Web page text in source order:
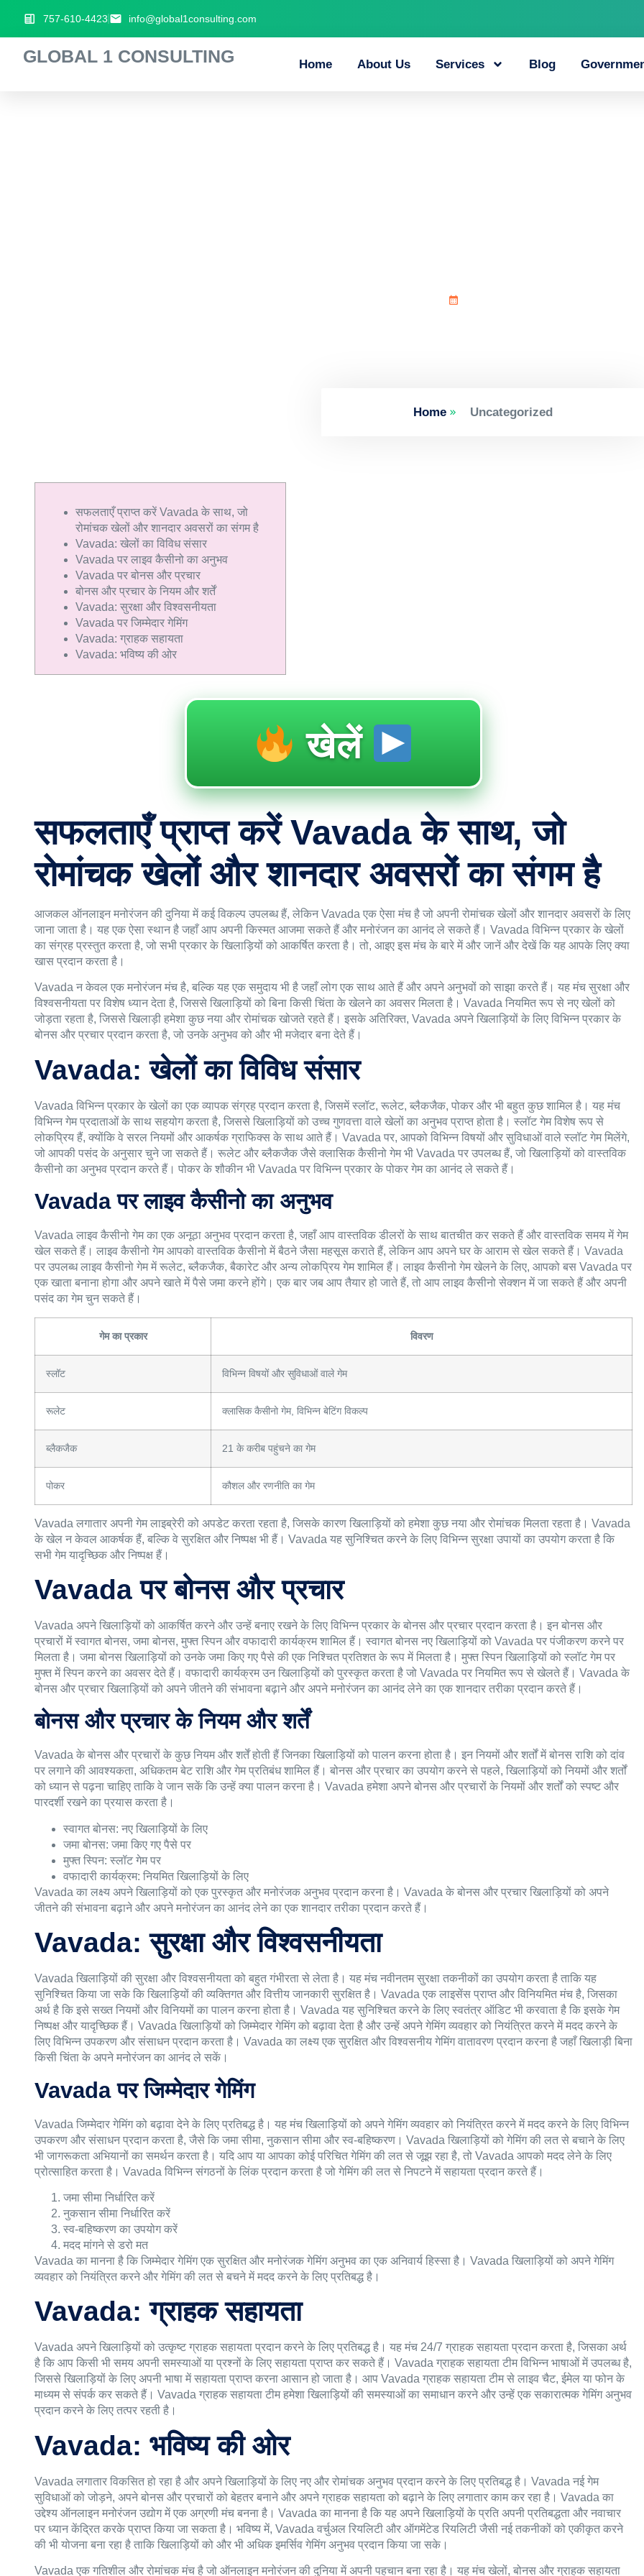
757-610-4423 info@global1consulting.com
GLOBAL 1 CONSULTING Home About Us Services Blog
Home Uncategorized
सफलताएँ प्राप्त करें Vavada के साथ, जो
रोमांचक खेलों और शानदार अवसरों का संगम है
Vavada: खेलों का विविध संसार
Vavada पर लाइव कैसीनो का अनुभव
Vavada पर बोनस और प्रचार
बोनस और प्रचार के नियम और शर्तें
Vavada: सुरक्षा और विश्वसनीयता
Vavada पर जिम्मेदार गेमिंग
Vavada: ग्राहक सहायता
Vavada: भविष्य की ओर
खेलें
सफलताएँ प्राप्त करें Vavada के साथ, जो
रोमांचक खेलों और शानदार अवसरों का संगम है
आजकल ऑनलाइन मनोरंजन की दुनिया में कई विकल्प उपलब्ध हैं, लेकिन Vavada एक ऐसा मंच है जो अपनी रोमांचक खेलों और शानदार अवसरों के लिए
जाना जाता है। यह एक ऐसा स्थान है जहाँ आप अपनी किस्मत आजमा सकते हैं और मनोरंजन का आनंद ले सकते हैं। Vavada विभिन्न प्रकार के खेलों
का संग्रह प्रस्तुत करता है, जो सभी प्रकार के खिलाड़ियों को आकर्षित करता है। तो, आइए इस मंच के बारे में और जानें और देखें कि यह आपके लिए क्या
खास प्रदान करता है।
Vavada न केवल एक मनोरंजन मंच है, बल्कि यह एक समुदाय भी है जहाँ लोग एक साथ आते हैं और अपने अनुभवों को साझा करते हैं। यह मंच सुरक्षा और
विश्वसनीयता पर विशेष ध्यान देता है, जिससे खिलाड़ियों को बिना किसी चिंता के खेलने का अवसर मिलता है। Vavada नियमित रूप से नए खेलों को
जोड़ता रहता है, जिससे खिलाड़ी हमेशा कुछ नया और रोमांचक खोजते रहते हैं। इसके अतिरिक्त, Vavada अपने खिलाड़ियों के लिए विभिन्न प्रकार के
बोनस और प्रचार प्रदान करता है, जो उनके अनुभव को और भी मजेदार बना देते हैं।
Vavada: खेलों का विविध संसार
Vavada विभिन्न प्रकार के खेलों का एक व्यापक संग्रह प्रदान करता है, जिसमें स्लॉट, रूलेट, ब्लैकजैक, पोकर और भी बहुत कुछ शामिल है। यह मंच
विभिन्न गेम प्रदाताओं के साथ सहयोग करता है, जिससे खिलाड़ियों को उच्च गुणवत्ता वाले खेलों का अनुभव प्राप्त होता है। स्लॉट गेम विशेष रूप से
लोकप्रिय हैं, क्योंकि वे सरल नियमों और आकर्षक ग्राफिक्स के साथ आते हैं। Vavada पर, आपको विभिन्न विषयों और सुविधाओं वाले स्लॉट गेम मिलेंगे,
जो आपकी पसंद के अनुसार चुने जा सकते हैं। रूलेट और ब्लैकजैक जैसे क्लासिक कैसीनो गेम भी Vavada पर उपलब्ध हैं, जो खिलाड़ियों को वास्तविक
कैसीनो का अनुभव प्रदान करते हैं। पोकर के शौकीन भी Vavada पर विभिन्न प्रकार के पोकर गेम का आनंद ले सकते हैं।
Vavada पर लाइव कैसीनो का अनुभव
Vavada लाइव कैसीनो गेम का एक अनूठा अनुभव प्रदान करता है, जहाँ आप वास्तविक डीलरों के साथ बातचीत कर सकते हैं और वास्तविक समय में गेम
खेल सकते हैं। लाइव कैसीनो गेम आपको वास्तविक कैसीनो में बैठने जैसा महसूस कराते हैं, लेकिन आप अपने घर के आराम से खेल सकते हैं। Vavada
पर उपलब्ध लाइव कैसीनो गेम में रूलेट, ब्लैकजैक, बैकारेट और अन्य लोकप्रिय गेम शामिल हैं। लाइव कैसीनो गेम खेलने के लिए, आपको बस Vavada पर
एक खाता बनाना होगा और अपने खाते में पैसे जमा करने होंगे। एक बार जब आप तैयार हो जाते हैं, तो आप लाइव कैसीनो सेक्शन में जा सकते हैं और अपनी
पसंद का गेम चुन सकते हैं।
गेम का प्रकार विवरण
स्लॉट विभिन्न विषयों और सुविधाओं वाले गेम
रूलेट क्लासिक कैसीनो गेम, विभिन्न बेटिंग विकल्प
ब्लैकजैक 21 के करीब पहुंचने का गेम
पोकर कौशल और रणनीति का गेम
Vavada लगातार अपनी गेम लाइब्रेरी को अपडेट करता रहता है, जिसके कारण खिलाड़ियों को हमेशा कुछ नया और रोमांचक मिलता रहता है। Vavada
के खेल न केवल आकर्षक हैं, बल्कि वे सुरक्षित और निष्पक्ष भी हैं। Vavada यह सुनिश्चित करने के लिए विभिन्न सुरक्षा उपायों का उपयोग करता है कि
सभी गेम यादृच्छिक और निष्पक्ष हैं।
Vavada पर बोनस और प्रचार
Vavada अपने खिलाड़ियों को आकर्षित करने और उन्हें बनाए रखने के लिए विभिन्न प्रकार के बोनस और प्रचार प्रदान करता है। इन बोनस और
प्रचारों में स्वागत बोनस, जमा बोनस, मुफ्त स्पिन और वफादारी कार्यक्रम शामिल हैं। स्वागत बोनस नए खिलाड़ियों को Vavada पर पंजीकरण करने पर
मिलता है। जमा बोनस खिलाड़ियों को उनके जमा किए गए पैसे की एक निश्चित प्रतिशत के रूप में मिलता है। मुफ्त स्पिन खिलाड़ियों को स्लॉट गेम पर
मुफ्त में स्पिन करने का अवसर देते हैं। वफादारी कार्यक्रम उन खिलाड़ियों को पुरस्कृत करता है जो Vavada पर नियमित रूप से खेलते हैं। Vavada के
बोनस और प्रचार खिलाड़ियों को अपने जीतने की संभावना बढ़ाने और अपने मनोरंजन का आनंद लेने का एक शानदार तरीका प्रदान करते हैं।
बोनस और प्रचार के नियम और शर्तें
Vavada के बोनस और प्रचारों के कुछ नियम और शर्तें होती हैं जिनका खिलाड़ियों को पालन करना होता है। इन नियमों और शर्तों में बोनस राशि को दांव
पर लगाने की आवश्यकता, अधिकतम बेट राशि और गेम प्रतिबंध शामिल हैं। बोनस और प्रचार का उपयोग करने से पहले, खिलाड़ियों को नियमों और शर्तों
को ध्यान से पढ़ना चाहिए ताकि वे जान सकें कि उन्हें क्या पालन करना है। Vavada हमेशा अपने बोनस और प्रचारों के नियमों और शर्तों को स्पष्ट और
पारदर्शी रखने का प्रयास करता है।
स्वागत बोनस: नए खिलाड़ियों के लिए
जमा बोनस: जमा किए गए पैसे पर
मुफ्त स्पिन: स्लॉट गेम पर
वफादारी कार्यक्रम: नियमित खिलाड़ियों के लिए
Vavada का लक्ष्य अपने खिलाड़ियों को एक पुरस्कृत और मनोरंजक अनुभव प्रदान करना है। Vavada के बोनस और प्रचार खिलाड़ियों को अपने
जीतने की संभावना बढ़ाने और अपने मनोरंजन का आनंद लेने का एक शानदार तरीका प्रदान करते हैं।
Vavada: सुरक्षा और विश्वसनीयता
Vavada खिलाड़ियों की सुरक्षा और विश्वसनीयता को बहुत गंभीरता से लेता है। यह मंच नवीनतम सुरक्षा तकनीकों का उपयोग करता है ताकि यह
सुनिश्चित किया जा सके कि खिलाड़ियों की व्यक्तिगत और वित्तीय जानकारी सुरक्षित है। Vavada एक लाइसेंस प्राप्त और विनियमित मंच है, जिसका
अर्थ है कि इसे सख्त नियमों और विनियमों का पालन करना होता है। Vavada यह सुनिश्चित करने के लिए स्वतंत्र ऑडिट भी करवाता है कि इसके गेम
निष्पक्ष और यादृच्छिक हैं। Vavada खिलाड़ियों को जिम्मेदार गेमिंग को बढ़ावा देता है और उन्हें अपने गेमिंग व्यवहार को नियंत्रित करने में मदद करने के
लिए विभिन्न उपकरण और संसाधन प्रदान करता है। Vavada का लक्ष्य एक सुरक्षित और विश्वसनीय गेमिंग वातावरण प्रदान करना है जहाँ खिलाड़ी बिना
किसी चिंता के अपने मनोरंजन का आनंद ले सकें।
Vavada पर जिम्मेदार गेमिंग
Vavada जिम्मेदार गेमिंग को बढ़ावा देने के लिए प्रतिबद्ध है। यह मंच खिलाड़ियों को अपने गेमिंग व्यवहार को नियंत्रित करने में मदद करने के लिए विभिन्न
उपकरण और संसाधन प्रदान करता है, जैसे कि जमा सीमा, नुकसान सीमा और स्व-बहिष्करण। Vavada खिलाड़ियों को गेमिंग की लत से बचाने के लिए
भी जागरूकता अभियानों का समर्थन करता है। यदि आप या आपका कोई परिचित गेमिंग की लत से जूझ रहा है, तो Vavada आपको मदद लेने के लिए
प्रोत्साहित करता है। Vavada विभिन्न संगठनों के लिंक प्रदान करता है जो गेमिंग की लत से निपटने में सहायता प्रदान करते हैं।
जमा सीमा निर्धारित करें
नुकसान सीमा निर्धारित करें
स्व-बहिष्करण का उपयोग करें
मदद मांगने से डरो मत
Vavada का मानना है कि जिम्मेदार गेमिंग एक सुरक्षित और मनोरंजक गेमिंग अनुभव का एक अनिवार्य हिस्सा है। Vavada खिलाड़ियों को अपने गेमिंग
व्यवहार को नियंत्रित करने और गेमिंग की लत से बचने में मदद करने के लिए प्रतिबद्ध है।
Vavada: ग्राहक सहायता
Vavada अपने खिलाड़ियों को उत्कृष्ट ग्राहक सहायता प्रदान करने के लिए प्रतिबद्ध है। यह मंच 24/7 ग्राहक सहायता प्रदान करता है, जिसका अर्थ
है कि आप किसी भी समय अपनी समस्याओं या प्रश्नों के लिए सहायता प्राप्त कर सकते हैं। Vavada ग्राहक सहायता टीम विभिन्न भाषाओं में उपलब्ध है,
जिससे खिलाड़ियों के लिए अपनी भाषा में सहायता प्राप्त करना आसान हो जाता है। आप Vavada ग्राहक सहायता टीम से लाइव चैट, ईमेल या फोन के
माध्यम से संपर्क कर सकते हैं। Vavada ग्राहक सहायता टीम हमेशा खिलाड़ियों की समस्याओं का समाधान करने और उन्हें एक सकारात्मक गेमिंग अनुभव
प्रदान करने के लिए तत्पर रहती है।
Vavada: भविष्य की ओर
Vavada लगातार विकसित हो रहा है और अपने खिलाड़ियों के लिए नए और रोमांचक अनुभव प्रदान करने के लिए प्रतिबद्ध है। Vavada नई गेम
सुविधाओं को जोड़ने, अपने बोनस और प्रचारों को बेहतर बनाने और अपने ग्राहक सहायता को बढ़ाने के लिए लगातार काम कर रहा है। Vavada का
उद्देश्य ऑनलाइन मनोरंजन उद्योग में एक अग्रणी मंच बनना है। Vavada का मानना है कि यह अपने खिलाड़ियों के प्रति अपनी प्रतिबद्धता और नवाचार
पर ध्यान केंद्रित करके प्राप्त किया जा सकता है। भविष्य में, Vavada वर्चुअल रियलिटी और ऑगमेंटेड रियलिटी जैसी नई तकनीकों को एकीकृत करने
की भी योजना बना रहा है ताकि खिलाड़ियों को और भी अधिक इमर्सिव गेमिंग अनुभव प्रदान किया जा सके।
Vavada एक गतिशील और रोमांचक मंच है जो ऑनलाइन मनोरंजन की दुनिया में अपनी पहचान बना रहा है। यह मंच खेलों, बोनस और ग्राहक सहायता